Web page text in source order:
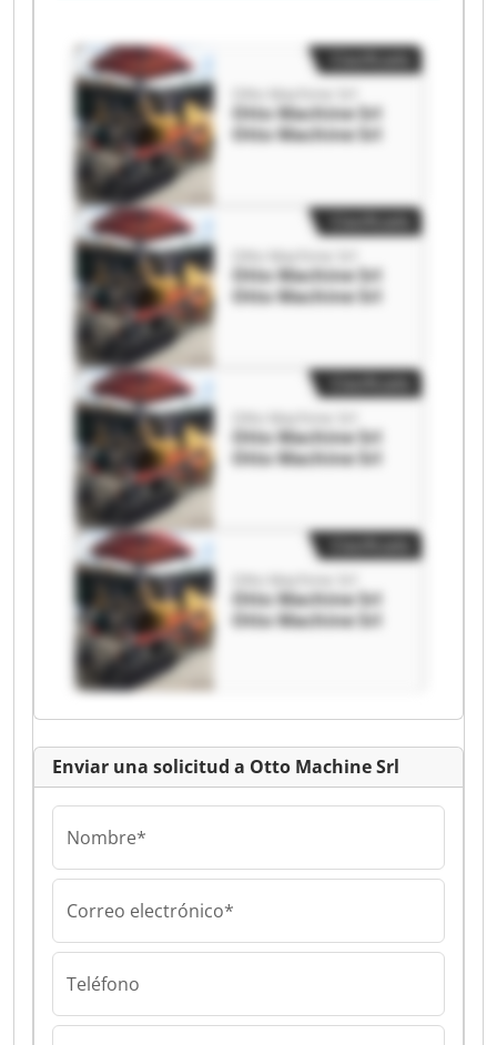
Otto Machine Srl
Otto Machine Srl
Otto Machine Srl
Otto Machine Srl
Otto Machine Srl
Otto Machine Srl
Otto Machine Srl
Otto Machine Srl
Otto Machine Srl
Otto Machine Srl
Otto Machine Srl
Otto Machine Srl
Enviar una solicitud a Otto Machine Srl
Nombre*
Correo electrónico*
Teléfono